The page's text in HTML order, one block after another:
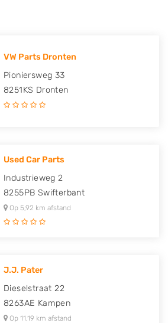
VW Parts Dronten
Pioniersweg 33
8251KS Dronten
Used Car Parts
Industrieweg 2
8255PB Swifterbant
Op 5,92 km afstand
J.J. Pater
Dieselstraat 22
8263AE Kampen
Op 11,19 km afstand